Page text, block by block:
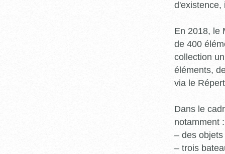
d'existence,
En 2018, le
de 400
collection
éléments,
via le
Dans le
notamment :
– des
– trois